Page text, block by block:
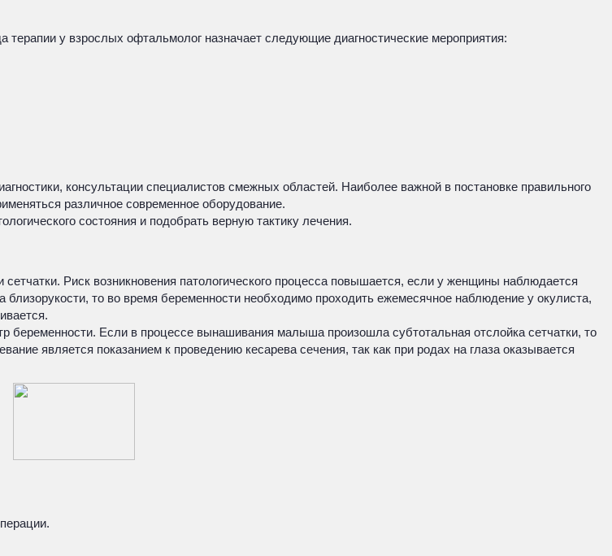
у взрослых офтальмолог назначает следующие диагностические мероприятия:
консультации специалистов смежных областей. Наиболее важной в постановке правильного
различное современное оборудование.
состояния и подобрать верную тактику лечения.
Риск возникновения патологического процесса повышается, если у женщины наблюдается
то во время беременности необходимо проходить ежемесячное наблюдение у окулиста,
Если в процессе вынашивания малыша произошла субтотальная отслойка сетчатки, то
является показанием к проведению кесарева сечения, так как при родах на глаза оказывается